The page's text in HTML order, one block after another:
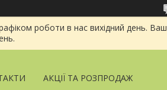
роботи в нас вихідний день.
АКЦІЇ ТА РОЗПРОДАЖ